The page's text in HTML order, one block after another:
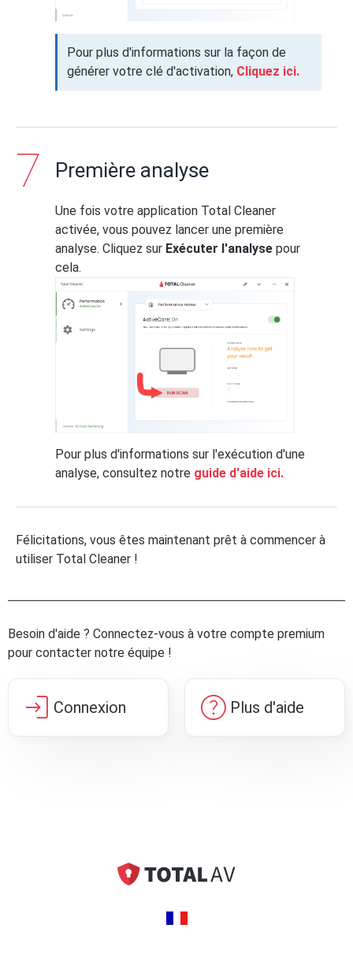
Pour plus d'informations sur la façon de
générer votre clé d'activation, Cliquez ici.
Première analyse
Une fois votre application Total Cleaner
activée, vous pouvez lancer une première
analyse. Cliquez sur Exécuter l'analyse pour
cela.
Pour plus d'informations sur l'exécution d'une
analyse, consultez notre guide d'aide ici.
Félicitations, vous êtes maintenant prêt à commencer à
utiliser Total Cleaner !
Besoin d'aide ? Connectez-vous à votre compte premium
pour contacter notre équipe !
login Connexion help Plus d'aide